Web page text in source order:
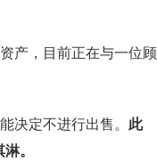
产，目前正在与一位顾
决定不进行出售。 此
。